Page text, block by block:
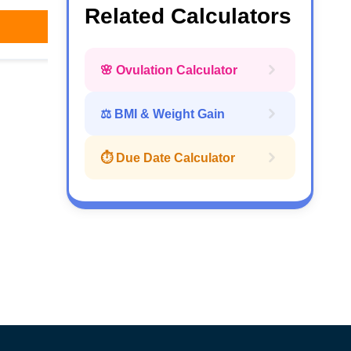
परामर्श बुक करें
Related Calculators
🌸 Ovulation Calculator
⚖ BMI & Weight Gain
⏱️ Due Date Calculator